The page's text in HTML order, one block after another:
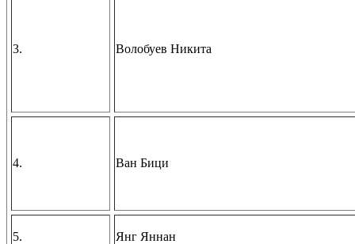
3. Волобуев Никита
4. Ван Бици
5. Янг Яннан